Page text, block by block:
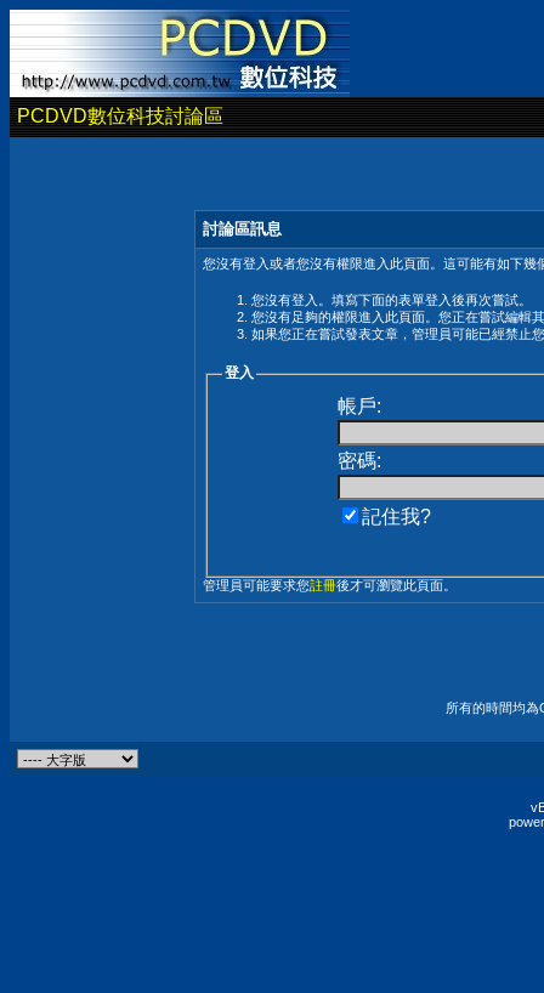
PCDVD數位科技討論區
討論區訊息
您沒有登入或者您沒有權限進入此頁面。這可能有如下幾
您沒有登入。填寫下面的表單登入後再次嘗試。
您沒有足夠的權限進入此頁面。您正在嘗試編輯
如果您正在嘗試發表文章，管理員可能已經禁止
登入
帳戶:
密碼:
記住我?
管理員可能要求您註冊後才可瀏覽此頁面。
所有的時間均為